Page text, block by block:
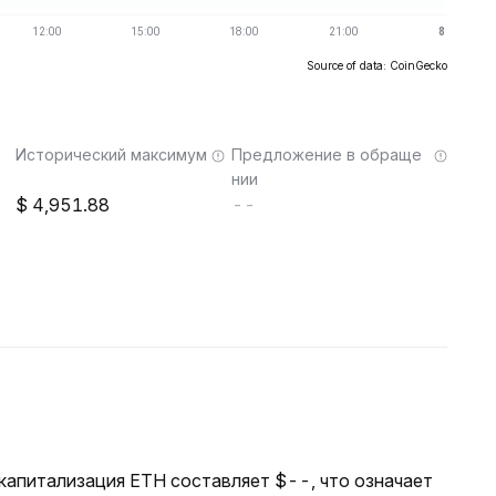
Source of data: CoinGecko
Исторический максимум
4,951.88
Предложение в обраще
нии
--
ETH составляет $--, что означает